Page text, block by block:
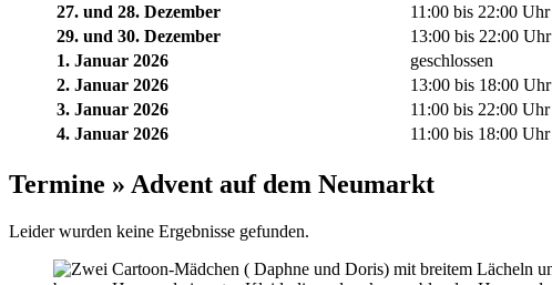
27. und 28. Dezember
11:00 bis 22:00 Uhr
29. und 30. Dezember
13:00 bis 22:00 Uhr
1. Januar 2026
geschlossen
2. Januar 2026
13:00 bis 18:00 Uhr
3. Januar 2026
11:00 bis 22:00 Uhr
4. Januar 2026
11:00 bis 18:00 Uhr
Termine » Advent auf dem Neumarkt
Leider wurden keine Ergebnisse gefunden.